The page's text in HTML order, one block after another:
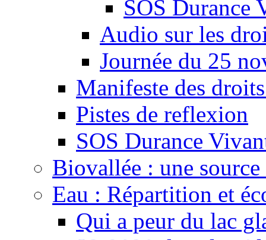
SOS Durance
Audio sur les
Journée du 25
Manifeste des
Pistes de reflexion
SOS Durance
Biovallée : une
Eau : Répartition et
Qui a peur du lac